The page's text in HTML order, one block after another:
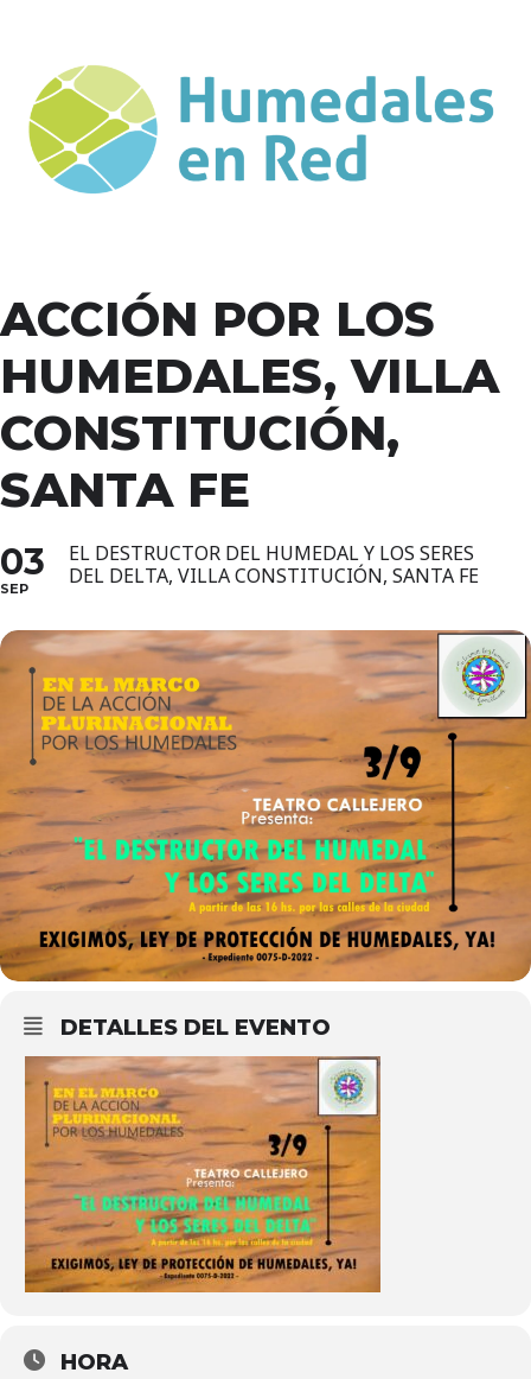
ACCIÓN POR LOS
HUMEDALES, VILLA
CONSTITUCIÓN,
SANTA FE
03
SEP
EL DESTRUCTOR DEL HUMEDAL Y LOS SERES
DEL DELTA, VILLA CONSTITUCIÓN, SANTA FE
DETALLES DEL EVENTO
HORA